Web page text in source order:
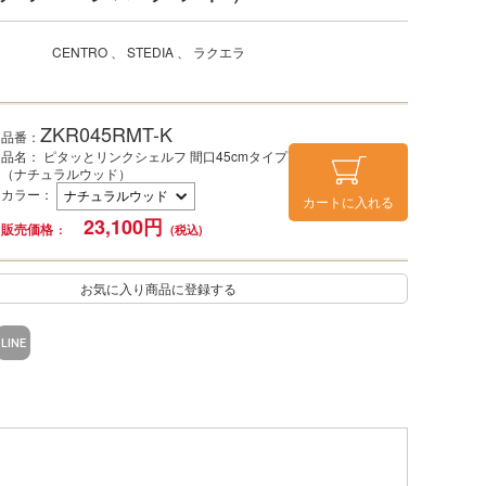
CENTRO STEDIA ラクエラ
品番： ZKR045RMT-K
品名： ピタッとリンクシェルフ 間口45cmタイプ
（ナチュラルウッド）
カラー ：
販売価格
23,100円
カートに入れる
お気に入り商品に登録する
LINE